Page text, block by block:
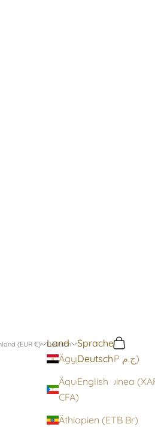
Deutschland (EUR €)
Land
Ägypten (EGP ج.م)
Äquatorialguinea
CFA)
Äthiopien (ETB Br)
Deutsch
Sprache
Deutsch
English
Suchen